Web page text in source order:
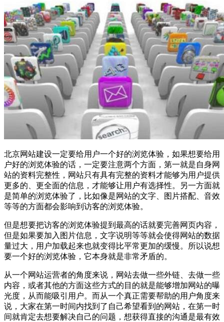
北京网站建设一定要给用户一个好的浏览体验，如果想要给用
户好的浏览体验的话，一定要注意两个方面，第一就是自身网
站的资料完整性，网站只有具有完整的资料才能够为用户提供
更多的、更全面的信息，才能够让用户有选择性。另一方面就
是简单的浏览体验了，比如像是网站的文字、图片搭配、音效
等等的方面都会影响到访客的浏览体验。
但是想要把访客的浏览体验提到最高的话就要完善网页内容，
但是如果要加入图片信息，文字说明等等就会使得网站的数据
量过大，用户加载起来也就变得比平常更加的缓慢。所以说想
要一个好的浏览体验，它本身就是非常矛盾的。
从一个网站运营者的角度来说，网站去做一些外链、去做一些
内容，或者其他的方面这些方式的目的就是能够增加网站的曝
光度，从而能吸引用户。而从一个真正需要帮助的用户角度来
说，大家在第一时间内找到了自己希望看到的网站，在第一时
间就肯定去想要解决自己的问题，想获得直接的沟通是最有效